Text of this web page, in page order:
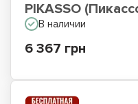
PIKASSO
В наличии
6 367 грн